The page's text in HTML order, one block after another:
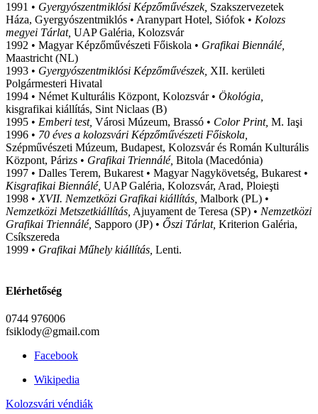
1991 • Gyergyószentmiklósi Képzőművészek, Szakszervezetek
Háza, Gyergyószentmiklós • Aranypart Hotel, Siófok • Kolozs
megyei Tárlat, UAP Galéria, Kolozsvár
1992 • Magyar Képzőművészeti Főiskola • Grafikai Biennálé,
Maastricht (NL)
1993 • Gyergyószentmiklósi Képzőművészek, XII. kerületi
Polgármesteri Hivatal
1994 • Német Kulturális Központ, Kolozsvár • Ökológia,
kisgrafikai kiállítás, Sint Niclaas (B)
1995 • Emberi test, Városi Múzeum, Brassó • Color Print, M. Iaşi
1996 • 70 éves a kolozsvári Képzőművészeti Főiskola,
Szépművészeti Múzeum, Budapest, Kolozsvár és Román Kulturális
Központ, Párizs • Grafikai Triennálé, Bitola (Macedónia)
1997 • Dalles Terem, Bukarest • Magyar Nagykövetség, Bukarest •
Kisgrafikai Biennálé, UAP Galéria, Kolozsvár, Arad, Ploieşti
1998 •XVII. Nemzetközi Grafikai kiállítás, Malbork (PL) •
Nemzetközi Metszetkiállítás, Ajuyament de Teresa (SP) • Nemzetközi
Grafikai Triennálé, Sapporo (JP) • Őszi Tárlat, Kriterion Galéria,
Csíkszereda
1999 • Grafikai Műhely kiállítás, Lenti.
Elérhetőség
0744 976006
fsiklody@gmail.com
Facebook
Wikipedia
Kolozsvári véndiák